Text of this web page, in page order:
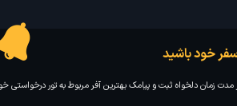
خود باشید
زمان دلخواه ثبت و پیامک بهترین آفر مربوط به تور درخواستی